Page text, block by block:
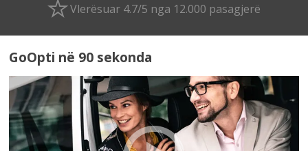
Vlerësuar 4.7/5 nga 12.000 pasagjerë
GoOpti në 90 sekonda